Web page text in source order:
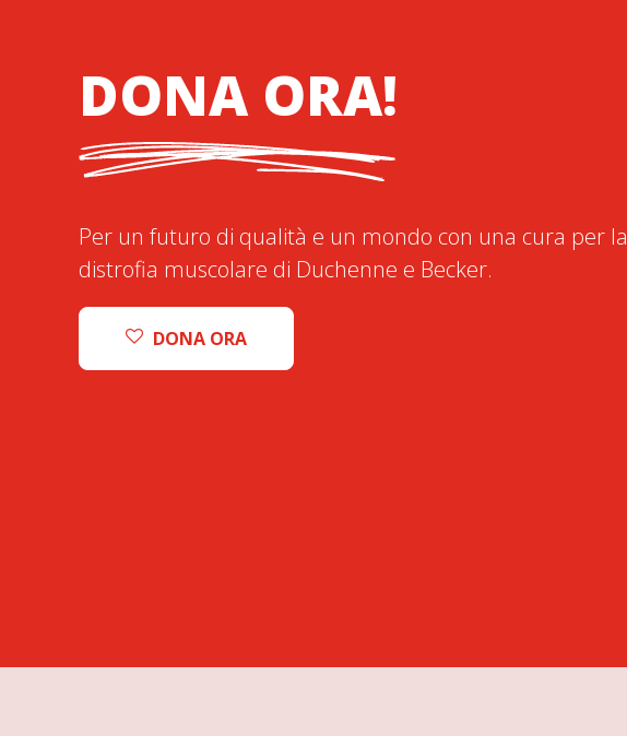
DONA ORA!
Per un futuro di qualità e un mondo con una cura per la
distrofia muscolare di Duchenne e Becker.
DONA ORA